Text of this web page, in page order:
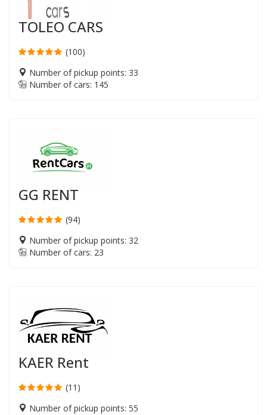
TOLEO CARS
(100)
Number of pickup points: 33
Number of cars: 145
GG RENT
(94)
Number of pickup points: 32
Number of cars: 23
KAER Rent
(11)
Number of pickup points: 55